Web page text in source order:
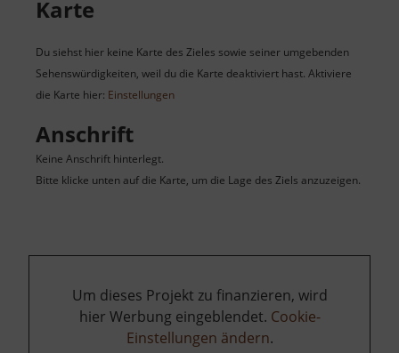
Karte
Du siehst hier keine Karte des Zieles sowie seiner umgebenden
Sehenswürdigkeiten, weil du die Karte deaktiviert hast. Aktiviere
die Karte hier: Einstellungen
Anschrift
Keine Anschrift hinterlegt.
Bitte klicke unten auf die Karte, um die Lage des Ziels anzuzeigen.
Um dieses Projekt zu finanzieren, wird
hier Werbung eingeblendet. Cookie-
Einstellungen ändern.